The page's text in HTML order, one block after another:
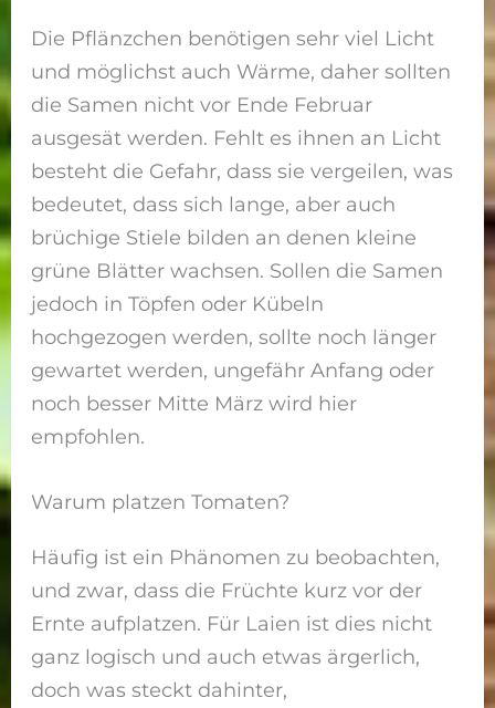
Die Pflänzchen benötigen sehr viel Licht
und möglichst auch Wärme, daher sollten
die Samen nicht vor Ende Februar
ausgesät werden. Fehlt es ihnen an Licht
besteht die Gefahr, dass sie vergeilen, was
bedeutet, dass sich lange, aber auch
brüchige Stiele bilden an denen kleine
grüne Blätter wachsen. Sollen die Samen
jedoch in Töpfen oder Kübeln
hochgezogen werden, sollte noch länger
gewartet werden, ungefähr Anfang oder
noch besser Mitte März wird hier
empfohlen.
Warum platzen Tomaten?
Häufig ist ein Phänomen zu beobachten,
und zwar, dass die Früchte kurz vor der
Ernte aufplatzen. Für Laien ist dies nicht
ganz logisch und auch etwas ärgerlich,
doch was steckt dahinter,